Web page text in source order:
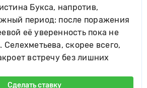
Букса, напротив,
период: после поражения
её уверенность пока не
Селехметьева, скорее всего,
встречу без лишних
Сделать ставку